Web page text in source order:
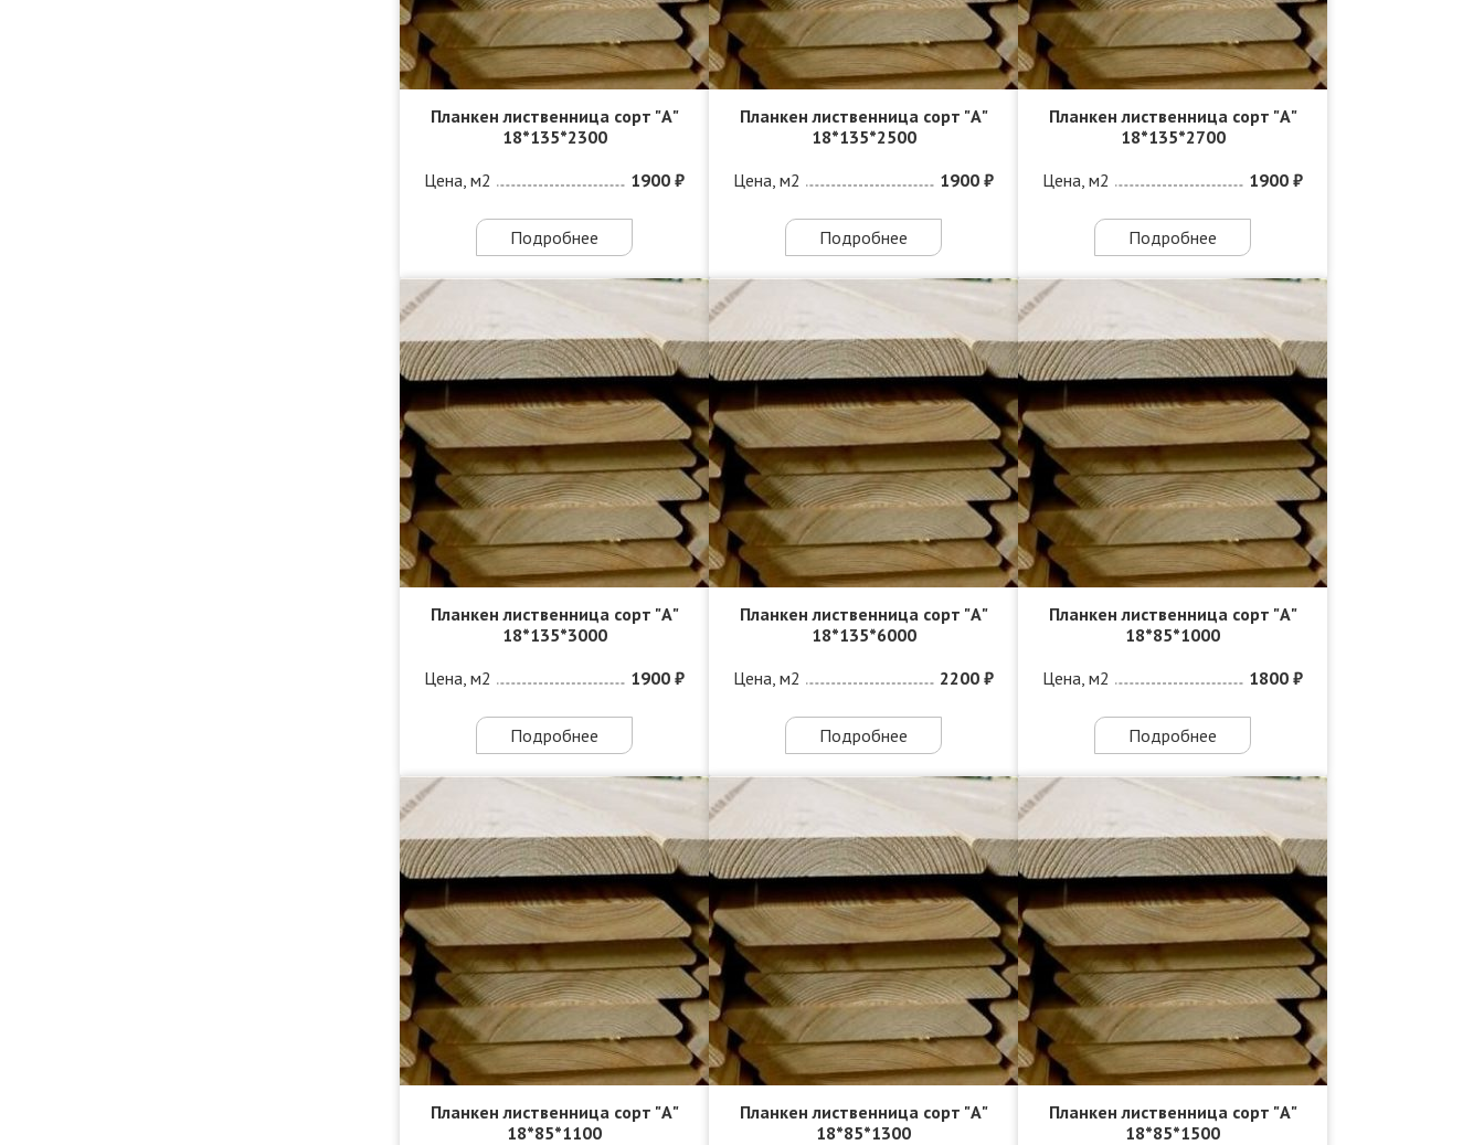
Планкен лиственница сорт "А"
18*135*2300
Цена, м2
1900 ₽
Подробнее
Планкен лиственница сорт "А"
18*135*2500
Цена, м2
1900 ₽
Подробнее
Планкен лиственница сорт "А"
18*135*2700
Цена, м2
1900 ₽
Подробнее
Планкен лиственница сорт "А"
18*135*3000
Цена, м2
1900 ₽
Подробнее
Планкен лиственница сорт "А"
18*135*6000
Цена, м2
2200 ₽
Подробнее
Планкен лиственница сорт "А"
18*85*1000
Цена, м2
1800 ₽
Подробнее
Планкен лиственница сорт "А"
18*85*1100
Планкен лиственница сорт "А"
18*85*1300
Планкен лиственница сорт "А"
18*85*1500